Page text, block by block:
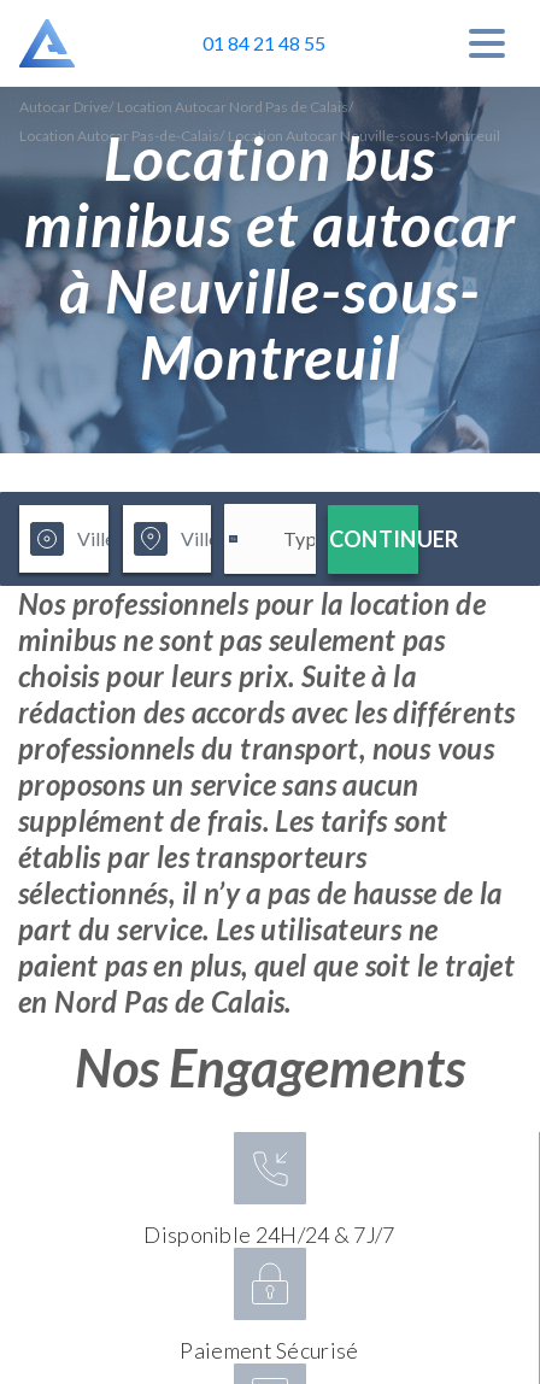
01 84 21 48 55
Autocar Drive/ Location Autocar Nord Pas de Calais/
Location Autocar Pas-de-Calais/ Location Autocar Neuville-sous-Montreuil
Location bus
minibus et autocar
à Neuville-sous-
Montreuil
CONTINUER
Nos professionnels pour la location de
minibus ne sont pas seulement pas
choisis pour leurs prix. Suite à la
rédaction des accords avec les différents
professionnels du transport, nous vous
proposons un service sans aucun
supplément de frais. Les tarifs sont
établis par les transporteurs
sélectionnés, il n’y a pas de hausse de la
part du service. Les utilisateurs ne
paient pas en plus, quel que soit le trajet
en Nord Pas de Calais.
Nos Engagements
Disponible 24H/24 & 7J/7
Paiement Sécurisé